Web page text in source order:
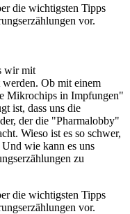
die wichtigsten Tipps
vor.
wir mit
Ob mit einem
Mikrochips in Impfungen"
ist, dass uns die
der die "Pharmalobby"
Wieso ist es so schwer,
wie kann es uns
zu
die wichtigsten Tipps
vor.